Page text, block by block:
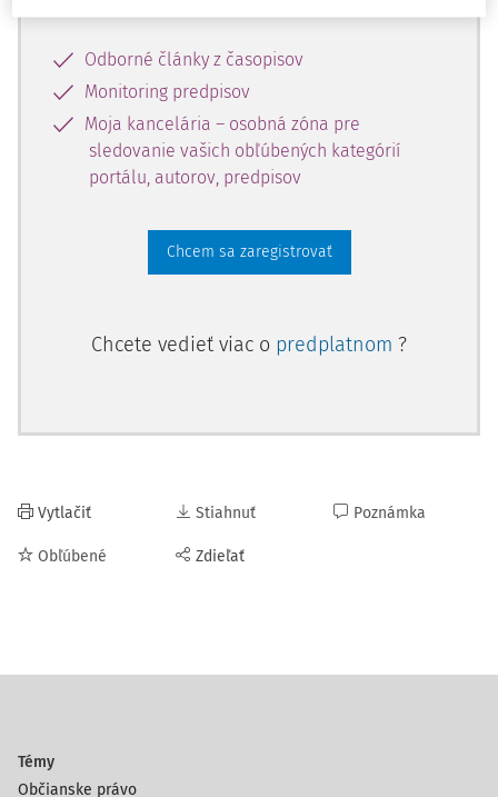
Odborné články z časopisov
Monitoring predpisov
Moja kancelária – osobná zóna pre
sledovanie vašich obľúbených kategórií
portálu, autorov, predpisov
Chcem sa zaregistrovať
Chcete vedieť viac o predplatnom ?
Vytlačiť
Obľúbené
Stiahnuť
Zdieľať
Poznámka
Témy
Občianske právo